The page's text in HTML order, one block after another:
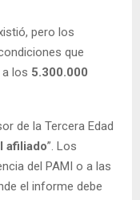
pero los
que
los 5.300.000
de la Tercera Edad
afiliado”. Los
del PAMI o a las
el informe debe